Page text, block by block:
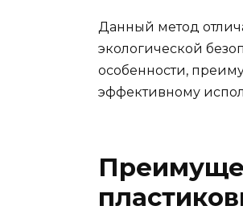
Данный метод
экологической
особенности,
эффективному